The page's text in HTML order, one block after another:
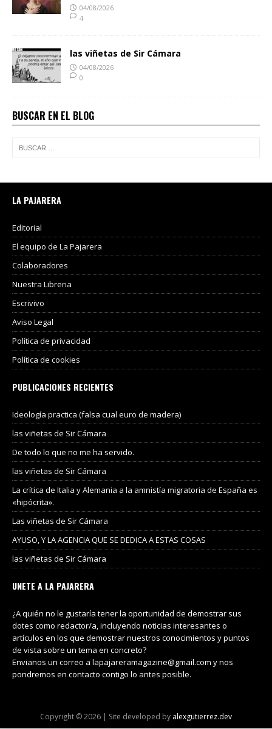
04/08/2026
4
las viñetas de Sir Cámara
04/08/2026
0
BUSCAR EN EL BLOG
LA PAJARERA
Editorial
El equipo de La Pajarera
Colaboradores
Nuestra Libreria
Escrivivo
Aviso Legal
Política de privacidad
Política de cookies
PUBLICACIONES RECIENTES
Ideología practica (falsa cual euro de madera)
las viñetas de Sir Cámara
De todo lo que no me ha servido.
las viñetas de Sir Cámara
La crítica de Italia y Alemania a la amnistía migratoria de España es
«hipócrita».
Las viñetas de Sir Cámara
AYUSO, Y LA AGENCIA QUE SE DEDICA A ESTAS COSAS
las viñetas de Sir Cámara
UNETE A LA PAJARERA
¿A quién no le gustaría tener la oportunidad de demostrar sus
dotes como redactor/a, incluyendo noticias interesantes o
artículos en los que demostrar nuestros conocimientos y puntos
de vista sobre un tema en concreto?
Envianos un correo a lapajareramagazine@gmail.com y nos
pondremos en contacto contigo lo antes posible.
Copyright © 2026 | Site developed by alexgutierrez.dev